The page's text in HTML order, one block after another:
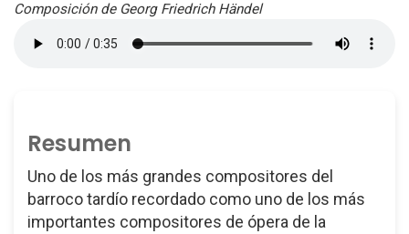
Composición de Georg Friedrich Händel
Resumen
Uno de los más grandes compositores del
barroco tardío recordado como uno de los más
importantes compositores de ópera de la